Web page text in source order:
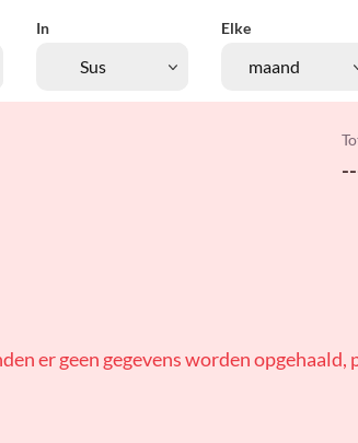
In Elke
er geen gegevens worden